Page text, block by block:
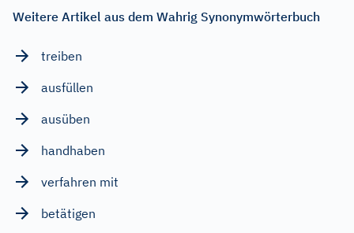
Weitere Artikel aus dem Wahrig Synonymwörterbuch
treiben
ausfüllen
ausüben
handhaben
verfahren mit
betätigen